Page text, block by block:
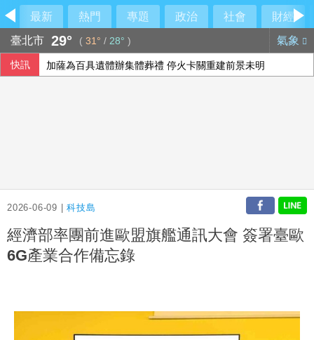
最新 熱門 專題 政治 社會
財經
臺北市 29° ( 31° / 28° ) 氣象
快訊 加薩為百具遺體辦集體葬禮 停火卡關重建前景未明
2026-06-09 |科技島
經濟部率團前進歐盟旗艦通訊大會 簽署臺歐
6G產業合作備忘錄